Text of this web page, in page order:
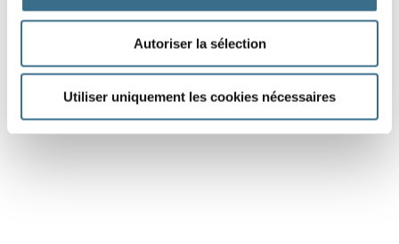
Autoriser la sélection
Utiliser uniquement les cookies nécessaires